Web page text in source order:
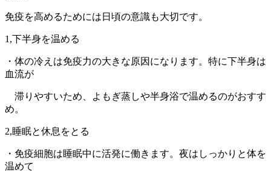
免疫を高めるためには日頃の意識も大切です。
1,下半身を温める
・体の冷えは免疫力の大きな原因になります。特に下半身は
血流が
滞りやすいため、よもぎ蒸しや半身浴で温めるのがおすす
め。
2,睡眠と休息をとる
・免疫細胞は睡眠中に活発に働きます。夜はしっかりと体を
温めて